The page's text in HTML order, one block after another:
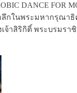
DANCE FOR
ลึกในพระมหากรุณ
จ้าสิริกิติ์ พระบรมรา